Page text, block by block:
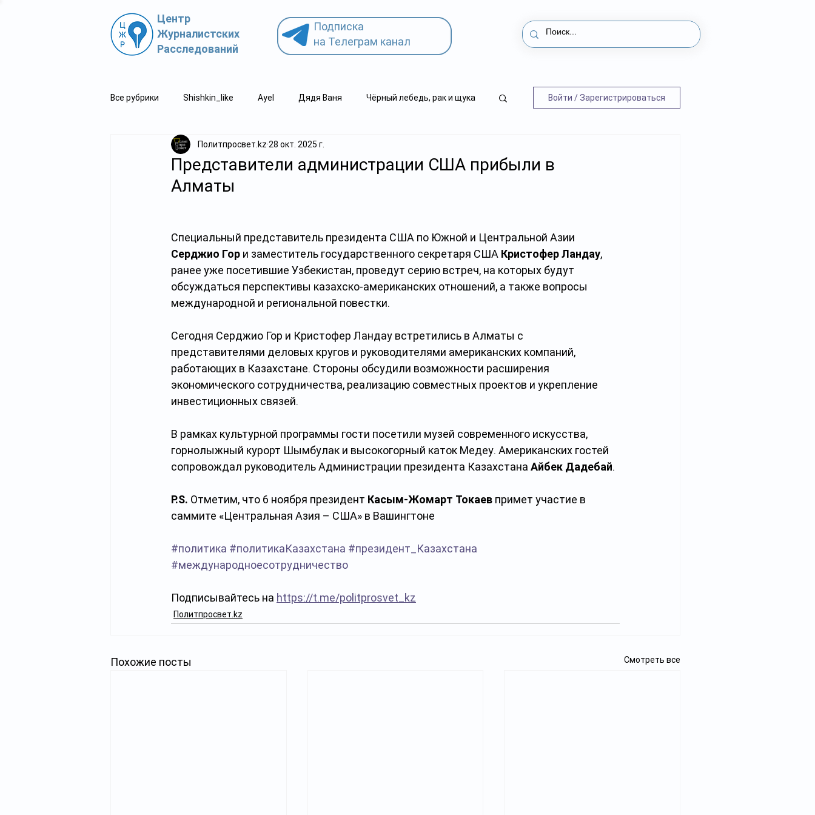
Центр
Журналистских
Расследований
Подписка
на Телеграм канал
Все рубрики Shishkin_like Ayel Дядя Ваня Чёрный лебедь, рак и щука
Политпросвет.kz Свидетель.kz детский суицид
Войти / Зарегистрироваться
Представители администрации США прибыли в
Алматы
Политпросвет.kz 28 окт. 2025 г.
Специальный представитель президента США по Южной и Центральной Азии
Серджио Гор и заместитель государственного секретаря США Кристофер Ландау,
ранее уже посетившие Узбекистан, проведут серию встреч, на которых будут
обсуждаться перспективы казахско-американских отношений, а также вопросы
международной и региональной повестки.
Сегодня Серджио Гор и Кристофер Ландау встретились в Алматы с
представителями деловых кругов и руководителями американских компаний,
работающих в Казахстане. Стороны обсудили возможности расширения
экономического сотрудничества, реализацию совместных проектов и укрепление
инвестиционных связей.
В рамках культурной программы гости посетили музей современного искусства,
горнолыжный курорт Шымбулак и высокогорный каток Медеу. Американских гостей
сопровождал руководитель Администрации президента Казахстана Айбек Дадебай.
P.S. Отметим, что 6 ноября президент Касым-Жомарт Токаев примет участие в
саммите «Центральная Азия – США» в Вашингтоне
#политика #политикаКазахстана #президент_Казахстана
#международноесотрудничество
Подписывайтесь на https://t.me/politprosvet_kz
Политпросвет.kz
Похожие посты Смотреть все